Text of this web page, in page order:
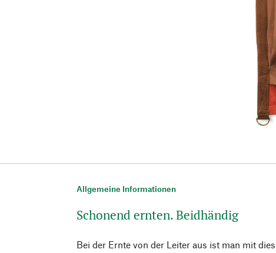
Allgemeine Informationen
Schonend ernten. Beidhändig
Bei der Ernte von der Leiter aus ist man mit